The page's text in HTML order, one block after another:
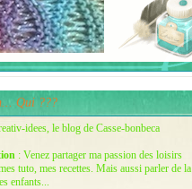
Qui ???
idees, le blog de Casse-bonbeca
: Venez partager ma passion des loisirs
tuto, mes recettes. Mais aussi parler de la
enfants...